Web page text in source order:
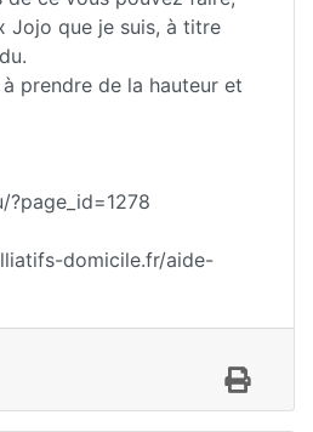
Jojo que je suis, à titre
prendre de la hauteur et
domicile.fr/aide-